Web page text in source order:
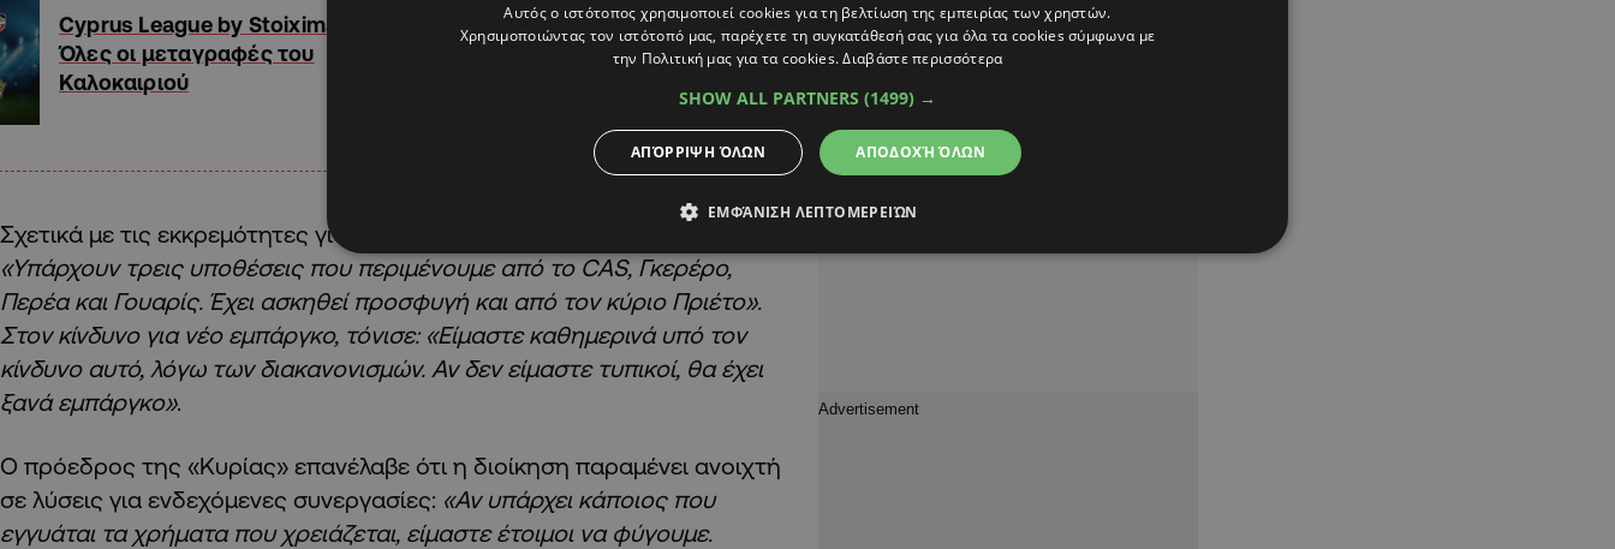
Cyprus League by Stoiximan:
Όλες οι μεταγραφές του
Καλοκαιριού
Σχετικά με τις εκκρεμότητες για πρώην παίκτες της ομάδας, ανέφερε:
«Υπάρχουν τρεις υποθέσεις που περιμένουμε από το CAS, Γκερέρο,
Περέα και Γουαρίς. Έχει ασκηθεί προσφυγή και από τον κύριο Πριέτο».
Στον κίνδυνο για νέο εμπάργκο, τόνισε: «Είμαστε καθημερινά υπό τον
κίνδυνο αυτό, λόγω των διακανονισμών. Αν δεν είμαστε τυπικοί, θα έχει
ξανά εμπάργκο».
Ο πρόεδρος της «Κυρίας» επανέλαβε ότι η διοίκηση παραμένει ανοιχτή
σε λύσεις για ενδεχόμενες συνεργασίες: «Αν υπάρχει κάποιος που
εγγυάται τα χρήματα που χρειάζεται, είμαστε έτοιμοι να φύγουμε.
Αυτός ο ιστότοπος χρησιμοποιεί cookies για τη βελτίωση της εμπειρίας των χρηστών.
Χρησιμοποιώντας τον ιστότοπό μας, παρέχετε τη συγκατάθεσή σας για όλα τα cookies σύμφωνα με
την Πολιτική μας για τα cookies.Διαβάστε περισσότερα
SHOW ALL PARTNERS (1499) →
ΑΠΟΔΟΧΉ ΌΛΩΝ
ΑΠΌΡΡΙΨΗ ΌΛΩΝ
ΕΜΦΆΝΙΣΗ ΛΕΠΤΟΜΕΡΕΙΏΝ